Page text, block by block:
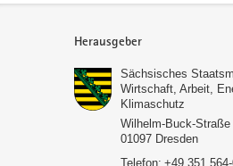
Herausgeber
Sächsisches
Wirtschaft, Arbeit,
Klimaschutz
Wilhelm-Buck-Straße
01097 Dresden
Telefon: +49 351